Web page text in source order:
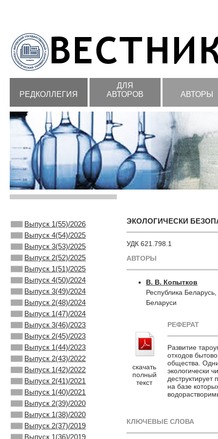
РЕДКОЛЛЕГИЯ
ДЛЯ
АВТОРОВ
АВТОРЫ
Выпуск 1(55)/2026
Выпуск 4(54)/2025
Выпуск 3(53)/2025
Выпуск 2(52)/2025
Выпуск 1(51)/2025
Выпуск 4(50)/2024
Выпуск 3(49)/2024
Выпуск 2(48)/2024
Выпуск 1(47)/2024
Выпуск 3(46)/2023
Выпуск 2(45)/2023
Выпуск 1(44)/2023
Выпуск 2(43)/2022
Выпуск 1(42)/2022
Выпуск 2(41)/2021
Выпуск 1(40)/2021
Выпуск 2(39)/2020
Выпуск 1(38)/2020
Выпуск 2(37)/2019
Выпуск 1(36)/2019
ЭКОЛОГИЧЕСКИ
УДК 621.798.1
АВТОРЫ
В. В. Копытков
Республика
Беларуси
скачать
полный
текст
РЕФЕРАТ
Развитие
отходов
общества.
экологически
на базе
КЛЮЧЕВЫЕ СЛОВА